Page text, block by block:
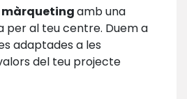
màrquetingamb una
per al teu centre. Duem a
adaptades a les
del teu projecte